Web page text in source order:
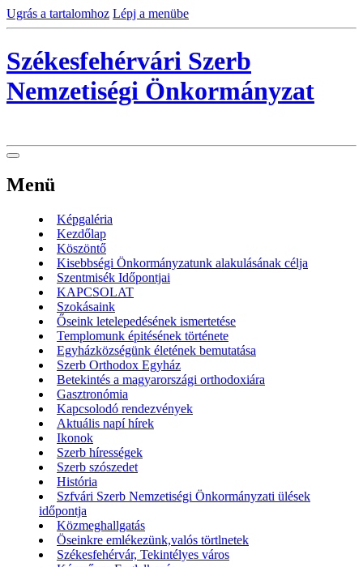
Ugrás a tartalomhoz Lépj a menübe
Székesfehérvári Szerb
Nemzetiségi Önkormányzat
Menü
Képgaléria
Kezdőlap
Köszöntő
Kisebbségi Önkormányzatunk alakulásának célja
Szentmisék Időpontjai
KAPCSOLAT
Szokásaink
Őseink letelepedésének ismertetése
Templomunk épitésének története
Egyházközségünk életének bemutatása
Szerb Orthodox Egyház
Betekintés a magyarországi orthodoxiára
Gasztronómia
Kapcsolodó rendezvények
Aktuális napí hírek
Ikonok
Szerb hírességek
Szerb szószedet
História
Szfvári Szerb Nemzetiségi Önkormányzati ülések
időpontja
Közmeghallgatás
Öseinkre emlékezünk,valós törtlnetek
Székesfehérvár, Tekintélyes város